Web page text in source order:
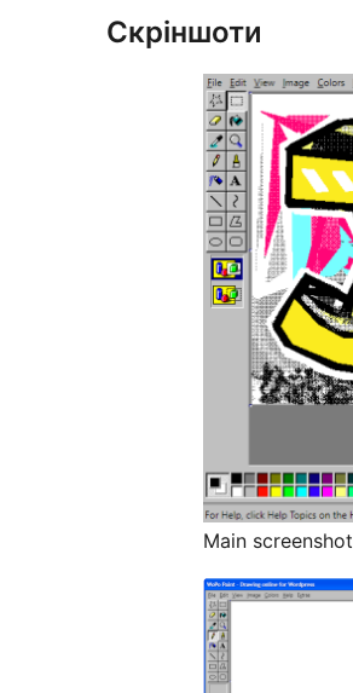
Скріншоти
Main screenshot